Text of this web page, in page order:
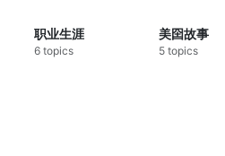
职业生涯
6 topics
美囶故事
5 topics